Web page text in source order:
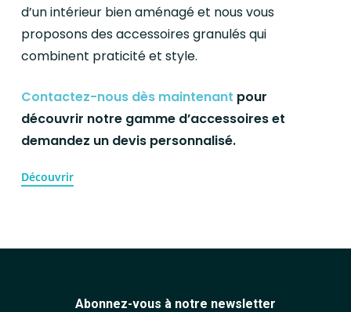
d’un intérieur bien aménagé et nous vous
proposons des accessoires granulés qui
combinent praticité et style.
Contactez-nous dès maintenant pour
découvrir notre gamme d’accessoires et
demandez un devis personnalisé.
Découvrir
Abonnez-vous à notre newsletter